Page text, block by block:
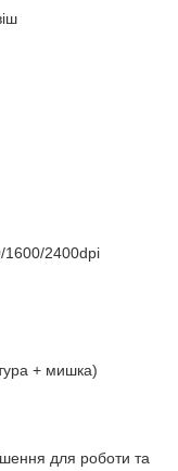
1600/2400dpi
+ мишка)
для роботи та